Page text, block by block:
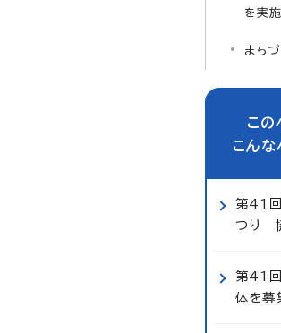
を実施
まち
この
こんな
第41回
つり
第41
体を募